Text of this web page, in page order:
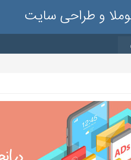
و طراحی سایت